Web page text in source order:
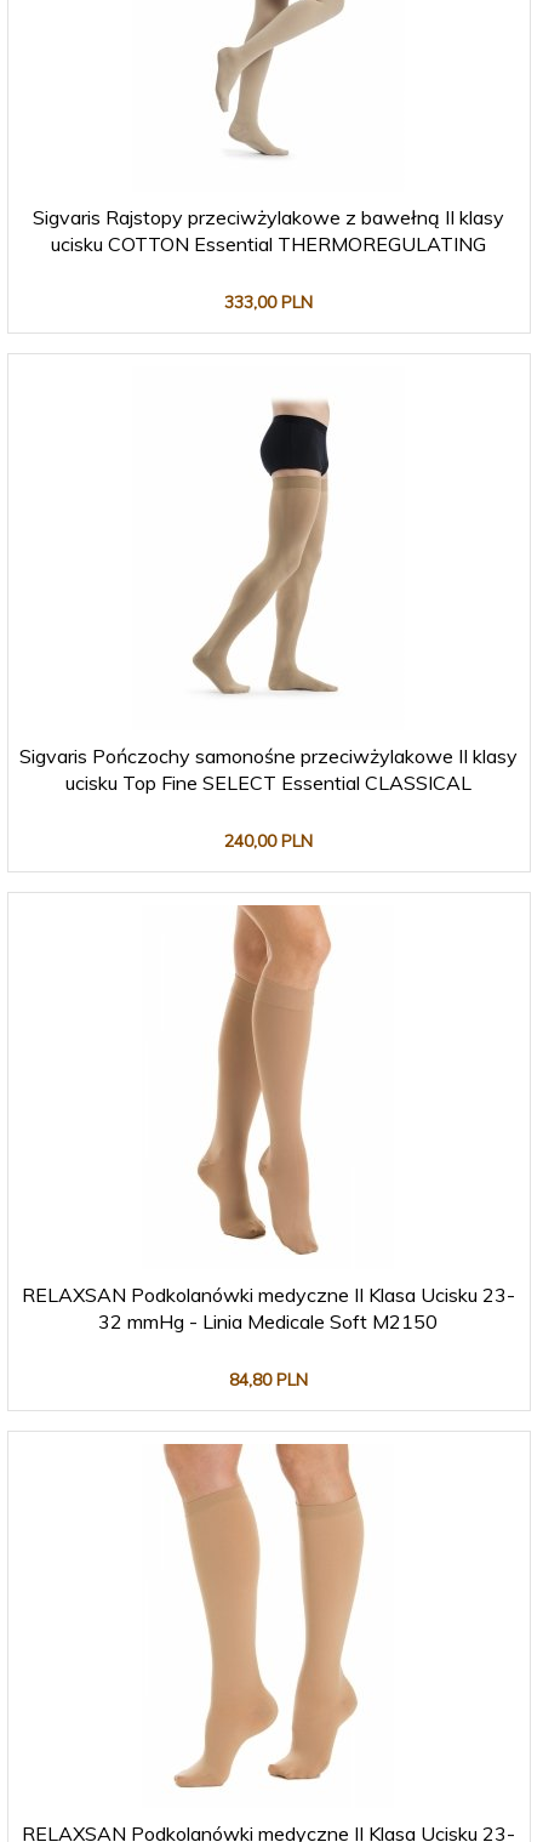
Sigvaris Rajstopy przeciwżylakowe z bawełną II klasy
ucisku COTTON Essential THERMOREGULATING
333,00 PLN
Sigvaris Pończochy samonośne przeciwżylakowe II klasy
ucisku Top Fine SELECT Essential CLASSICAL
240,00 PLN
RELAXSAN Podkolanówki medyczne II Klasa Ucisku 23-
32 mmHg - Linia Medicale Soft M2150
84,80 PLN
RELAXSAN Podkolanówki medyczne II Klasa Ucisku 23-